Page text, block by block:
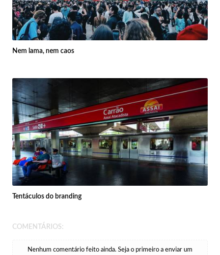
Nem lama, nem caos
Tentáculos do branding
COMENTÁRIOS:
Nenhum comentário feito ainda. Seja o primeiro a enviar um